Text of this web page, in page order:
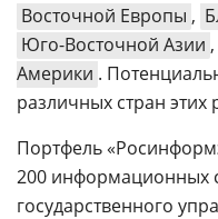
Восточной Европы ,
Юго-Восточной Азии ,
Америки .
различных стран этих
Портфель
200 информационных
государственного